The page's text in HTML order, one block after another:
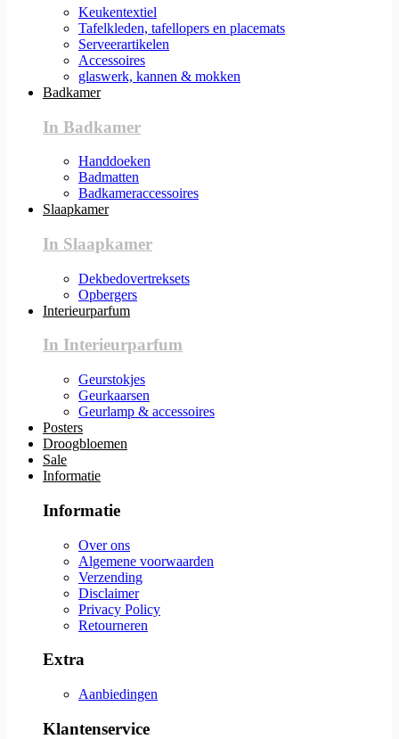
Keukentextiel
Tafelkleden, tafellopers en placemats
Serveerartikelen
Accessoires
glaswerk, kannen & mokken
Badkamer
In Badkamer
Handdoeken
Badmatten
Badkameraccessoires
Slaapkamer
In Slaapkamer
Dekbedovertreksets
Opbergers
Interieurparfum
In Interieurparfum
Geurstokjes
Geurkaarsen
Geurlamp & accessoires
Posters
Droogbloemen
Sale
Informatie
Informatie
Over ons
Algemene voorwaarden
Verzending
Disclaimer
Privacy Policy
Retourneren
Extra
Aanbiedingen
Klantenservice